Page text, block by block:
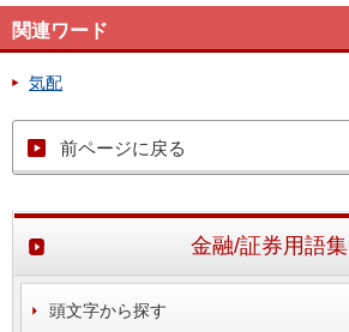
関連ワード
気配
前ページに戻る
金融/証券用語集
頭文字から探す